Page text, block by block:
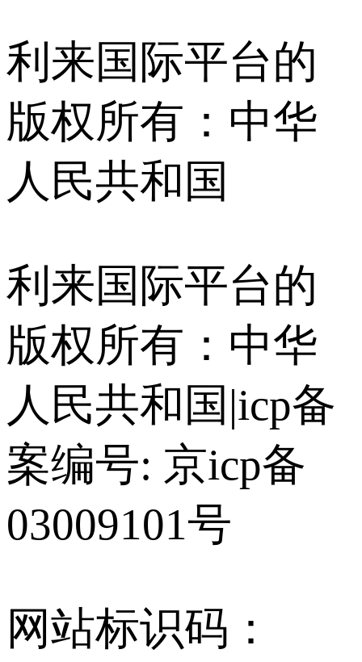
利来国际平台的
版权所有：中华
人民共和国
利来国际平台的
版权所有：中华
人民共和国 |icp备
案编号: 京icp备
03009101号
网站标识码：